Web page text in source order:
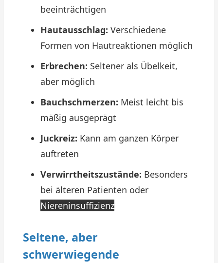
beeinträchtigen
Hautausschlag: Verschiedene
Formen von Hautreaktionen möglich
Erbrechen: Seltener als Übelkeit,
aber möglich
Bauchschmerzen: Meist leicht bis
mäßig ausgeprägt
Juckreiz: Kann am ganzen Körper
auftreten
Verwirrtheitszustände: Besonders
bei älteren Patienten oder
Niereninsuffizienz
Seltene, aber
schwerwiegende